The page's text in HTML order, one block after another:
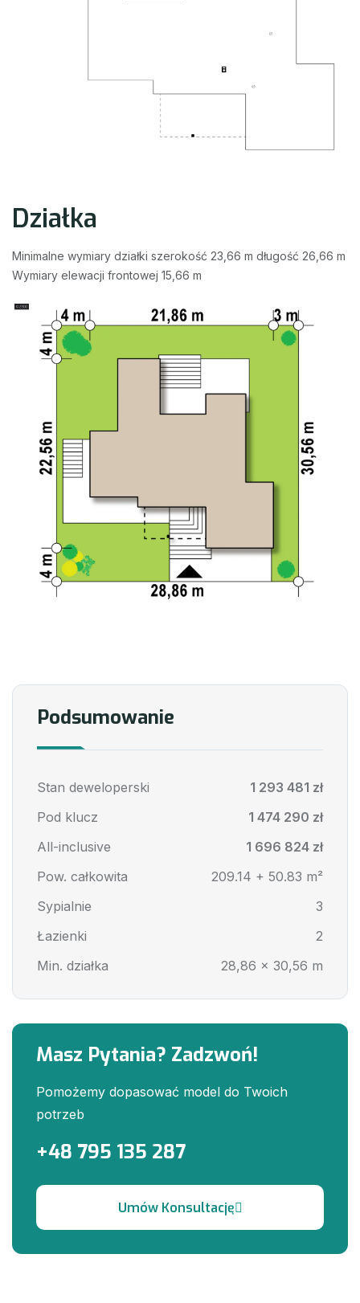
Działka
Minimalne wymiary działki szerokość 23,66 m długość 26,66 m
Wymiary elewacji frontowej 15,66 m
Podsumowanie
Stan deweloperski
1 293 481 zł
Pod klucz
1 474 290 zł
All-inclusive
1 696 824 zł
Pow. całkowita
209.14 + 50.83 m²
Sypialnie
3
Łazienki
2
Min. działka
28,86 x 30,56 m
Masz Pytania? Zadzwoń!
Pomożemy dopasować model do Twoich
potrzeb
+48 795 135 287